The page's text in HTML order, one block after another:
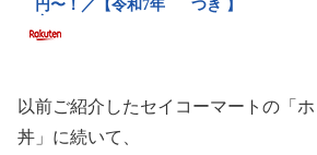
以前ご紹介したセイコーマートの「
丼」に続いて、